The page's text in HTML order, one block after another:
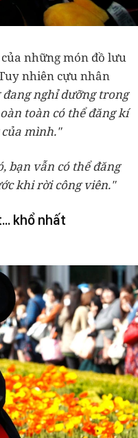
những món đồ lưu
nhiên cựu nhân
đang nghỉ dưỡng trong
toàn có thể đăng kí
mình."
bạn vẫn có thể đăng
khi rời công viên."
khổ nhất